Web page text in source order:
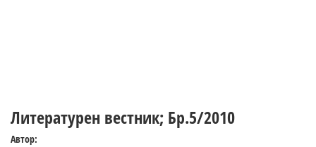
Литературен вестник; Бр.5/2010
Автор: